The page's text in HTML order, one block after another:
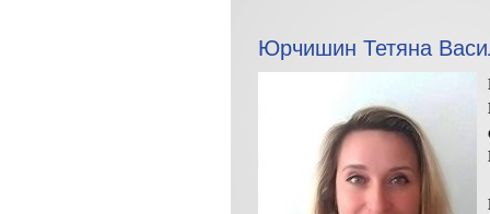
Юрчишин Тетяна